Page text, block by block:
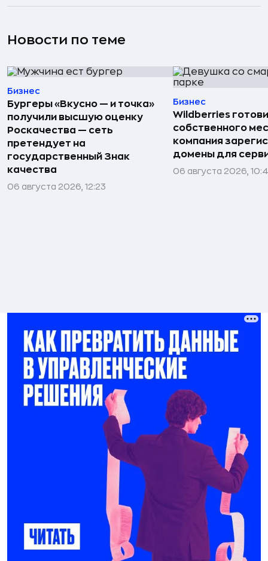
Новости по теме
Бизнес
Бургеры «Вкусно — и точка»
получили высшую оценку
Роскачества — сеть
претендует на
государственный Знак
качества
06 августа 2026, 12:23
Бизнес
Wildberries
собственного
компания
домены для
06 августа 2026,